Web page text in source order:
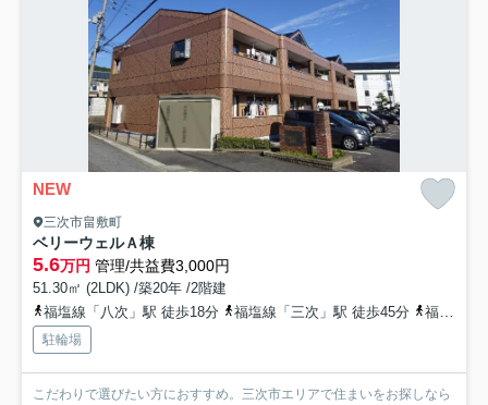
NEW
三次市畠敷町
ベリーウェルＡ棟
5.6万円 管理/共益費3,000円
51.30㎡ (2LDK) /築20年 /2階建
福塩線「八次」駅 徒歩18分
福塩線「三次」駅 徒歩45分 福塩線「神杉」駅 徒歩55分
駐輪場
こだわりで選びたい方におすすめ。三次市エリアで住まいをお探しなら